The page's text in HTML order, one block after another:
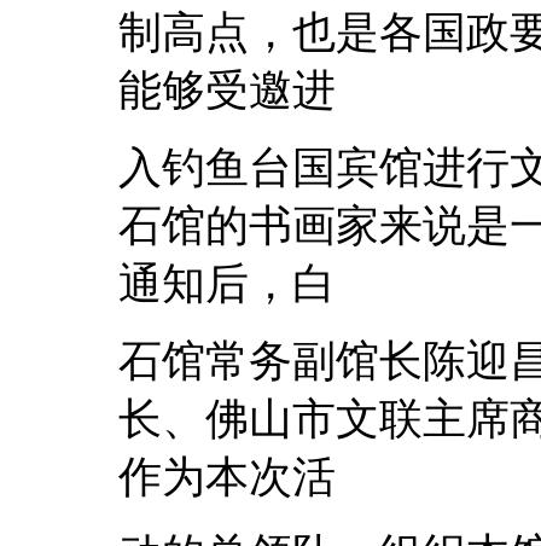
制高点，也是各国政
能够受邀进
入钓鱼台国宾馆进行
石馆的书画家来说是
通知后，白
石馆常务副馆长陈迎
长、佛山市文联主席
作为本次活